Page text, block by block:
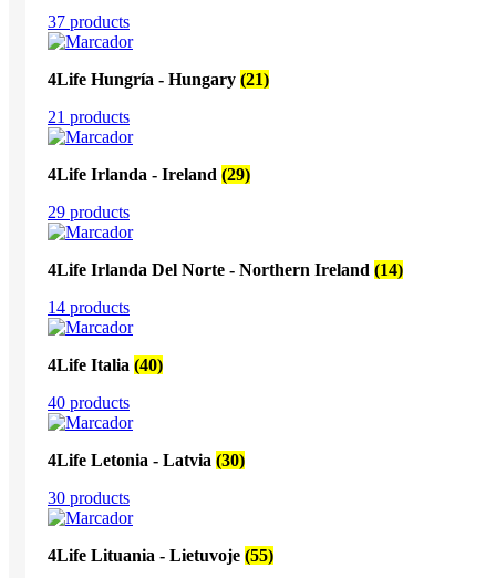
37 products
4Life Hungría - Hungary (21)
21 products
4Life Irlanda - Ireland (29)
29 products
4Life Irlanda Del Norte - Northern Ireland (14)
14 products
4Life Italia (40)
40 products
4Life Letonia - Latvia (30)
30 products
4Life Lituania - Lietuvoje (55)